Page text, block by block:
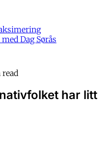
Dag Sørås
har litt